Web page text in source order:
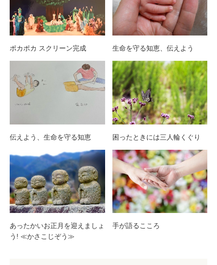
ポカポカ スクリーン完成 生命を守る知恵、伝えよう
伝えよう、生命を守る知恵 困ったときには三人輪くぐり
あったかいお正月を迎えましょ
う! ≪かさこじぞう≫
手が語るこころ